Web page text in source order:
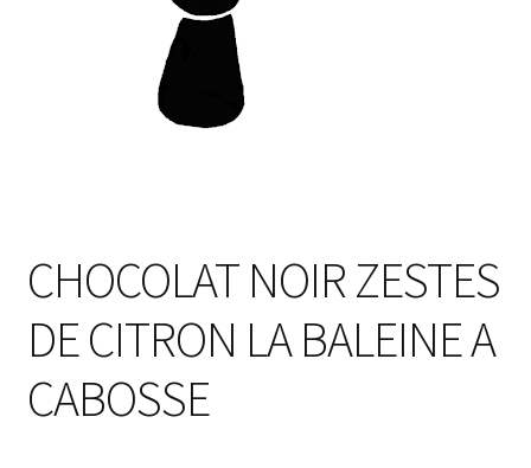
CHOCOLAT NOIR ZESTES
DE CITRON LA BALEINE A
CABOSSE